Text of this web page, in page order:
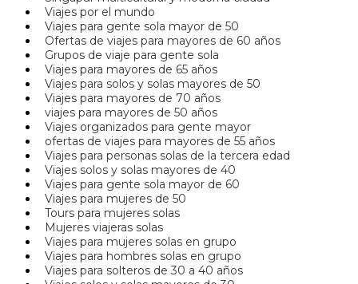
Viajes por el mundo
Viajes para gente sola mayor de 50
Ofertas de viajes para mayores de 60 años
Grupos de viaje para gente sola
Viajes para mayores de 65 años
Viajes para solos y solas mayores de 50
Viajes para mayores de 70 años
viajes para mayores de 50 años
Viajes organizados para gente mayor
ofertas de viajes para mayores de 55 años
Viajes para personas solas de la tercera edad
Viajes solos y solas mayores de 40
Viajes para gente sola mayor de 60
Viajes para mujeres de 50
Tours para mujeres solas
Mujeres viajeras solas
Viajes para mujeres solas en grupo
Viajes para hombres solas en grupo
Viajes para solteros de 30 a 40 años